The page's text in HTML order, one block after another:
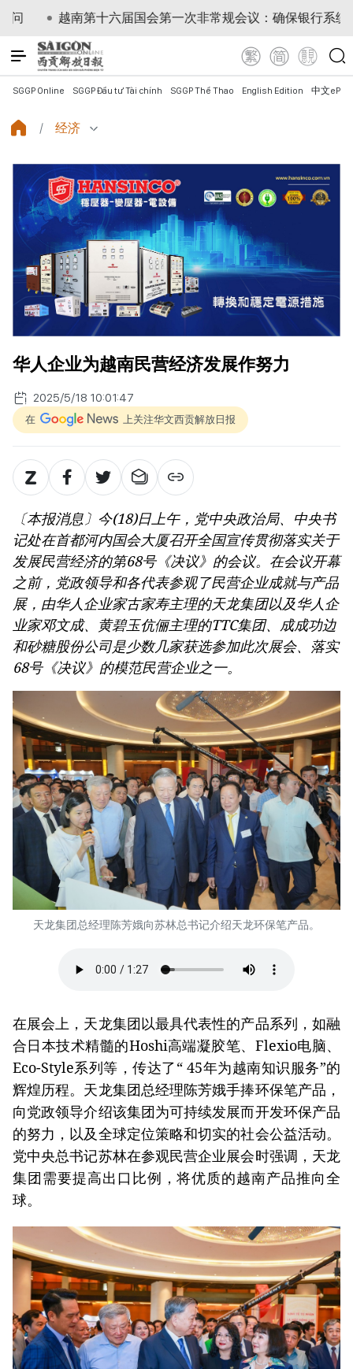
越南第十六届国会第一次非常规会议：确保银行系统安全与数
SGGP Online SGGP Đầu tư Tài chính SGGP Thể Thao English Edition 中文
经济
华人企业为越南民营经济发展作努力
2025/5/18 10:01:47
在 上关注华文西贡解放日报
〔本报消息〕今(18)日上午，党中央政治局、中央书
记处在首都河内国会大厦召开全国宣传贯彻落实关于
发展民营经济的第68号《决议》的会议。在会议开幕
之前，党政领导和各代表参观了民营企业成就与产品
展，由华人企业家古家寿主理的天龙集团以及华人企
业家邓文成、黄碧玉伉俪主理的TTC集团、成成功边
和砂糖股份公司是少数几家获选参加此次展会、落实
68号《决议》的模范民营企业之一。
天龙集团总经理陈芳娥向苏林总书记介绍天龙环保笔产品。
在展会上，天龙集团以最具代表性的产品系列，如融
合日本技术精髓的Hoshi高端凝胶笔、Flexio电脑、
Eco-Style系列等，传达了“ 45年为越南知识服务”的
辉煌历程。天龙集团总经理陈芳娥手捧环保笔产品，
向党政领导介绍该集团为可持续发展而开发环保产品
的努力，以及全球定位策略和切实的社会公益活动。
党中央总书记苏林在参观民营企业展会时强调，天龙
集团需要提高出口比例，将优质的越南产品推向全
球。